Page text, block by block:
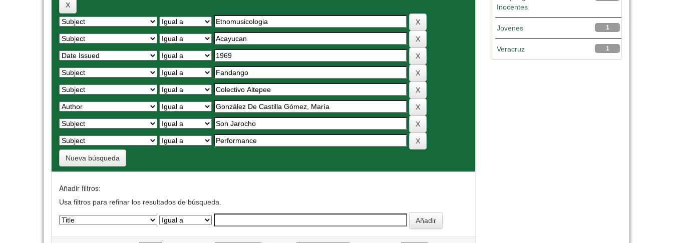
Nueva búsqueda
Añadir filtros:
Usa filtros para refinar los resultados de búsqueda.
Inocentes
1
Jovenes
1
Veracruz